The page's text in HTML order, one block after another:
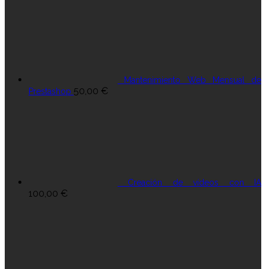
Mantenimiento Web Mensual de
Prestashop 50,00 €
Creación de vídeos con IA
100,00 €